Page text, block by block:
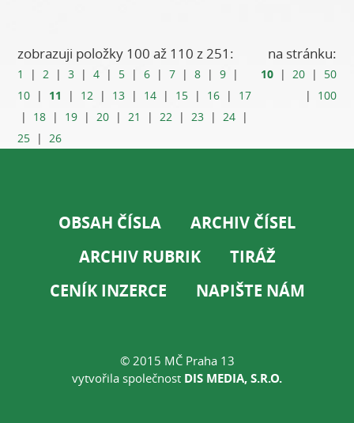
zobrazuji položky 100 až 110 z 251:
1 | 2 |3 |4 | 5 |6 |7 |8 |9 |
10 | 11 | 12 | 13 | 14 | 15 | 16 | 17
| 18 | 19 | 20 | 21 | 22 | 23 | 24 |
25 | 26
na stránku:
10| 20| 50
| 100
OBSAH ČÍSLA
ARCHIV ČÍSEL
ARCHIV RUBRIK
TIRÁŽ
CENÍK INZERCE
NAPIŠTE NÁM
© 2015 MČ Praha 13
vytvořila společnost DIS MEDIA, S.R.O.